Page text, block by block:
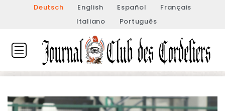
Deutsch English Español
Français
Italiano
Português